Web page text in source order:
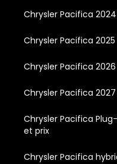
Chrysler Pacifica
Chrysler Pacifica
Chrysler Pacifica
Chrysler Pacifica
Chrysler Pacifica
et prix
Chrysler Pacifica